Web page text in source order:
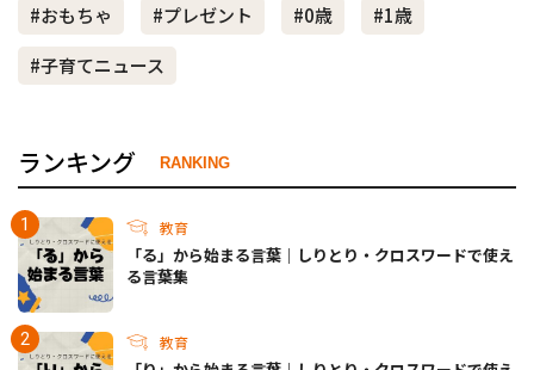
#おもちゃ
#プレゼント #0歳
#1歳
#子育てニュース
ランキング RANKING
教育
「る」から始まる言葉｜しりとり・クロスワードで使え
る言葉集
教育